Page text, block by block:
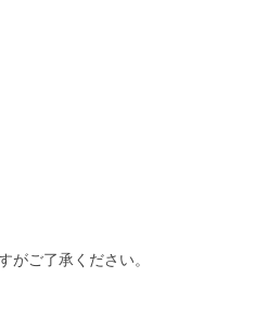
ご了承ください。